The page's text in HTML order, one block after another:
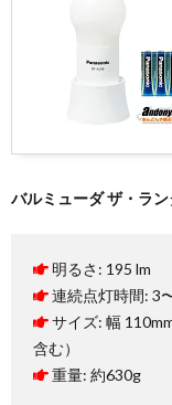
バルミューダ ザ・ラ
明るさ: 195 lm
連続点灯時間: 3
サイズ: 幅
含む）
重量: 約630g